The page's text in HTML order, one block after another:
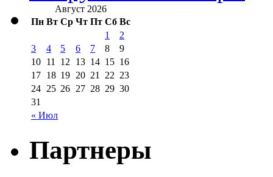
Август 2026
Пн Вт Ср Чт Пт Сб Вс
« Июл
1
2
3
4 5 6 7 8
9
10 11 12 13 14 15 16
17 18 19 20 21 22 23
24 25 26 27 28 29 30
31
Партнеры